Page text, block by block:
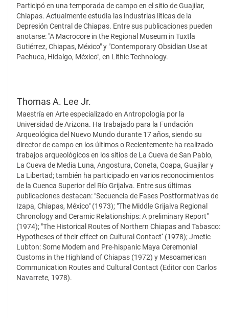
Participó en una temporada de campo en el sitio de Guajilar,
Chiapas. Actualmente estudia las industrias líticas de la
Depresión Central de Chiapas. Entre sus publicaciones pueden
anotarse: "A Macrocore in the Regional Museum in Tuxtla
Gutiérrez, Chiapas, México" y "Contemporary Obsidian Use at
Pachuca, Hidalgo, México", en Lithic Technology.
Thomas A. Lee Jr.
Maestría en Arte especializado en Antropología por la
Universidad de Arizona. Ha trabajado para la Fundación
Arqueológica del Nuevo Mundo durante 17 años, siendo su
director de campo en los últimos o Recientemente ha realizado
trabajos arqueológicos en los sitios de La Cueva de San Pablo,
La Cueva de Media Luna, Angostura, Coneta, Coapa, Guajilar y
La Libertad; también ha participado en varios reconocimientos
de la Cuenca Superior del Río Grijalva. Entre sus últimas
publicaciones destacan: "Secuencia de Fases Postformativas de
Izapa, Chiapas, México" (1973); "The Middle Grijalva Regional
Chronology and Ceramic Relationships: A preliminary Report"
(1974); "The Historical Routes of Northern Chiapas and Tabasco:
Hypotheses of their effect on Cultural Contact'' (1978); Jmetic
Lubton: Some Modem and Pre-hispanic Maya Ceremonial
Customs in the Highland of Chiapas (1972) y Mesoamerican
Communication Routes and Cultural Contact (Editor con Carlos
Navarrete, 1978).